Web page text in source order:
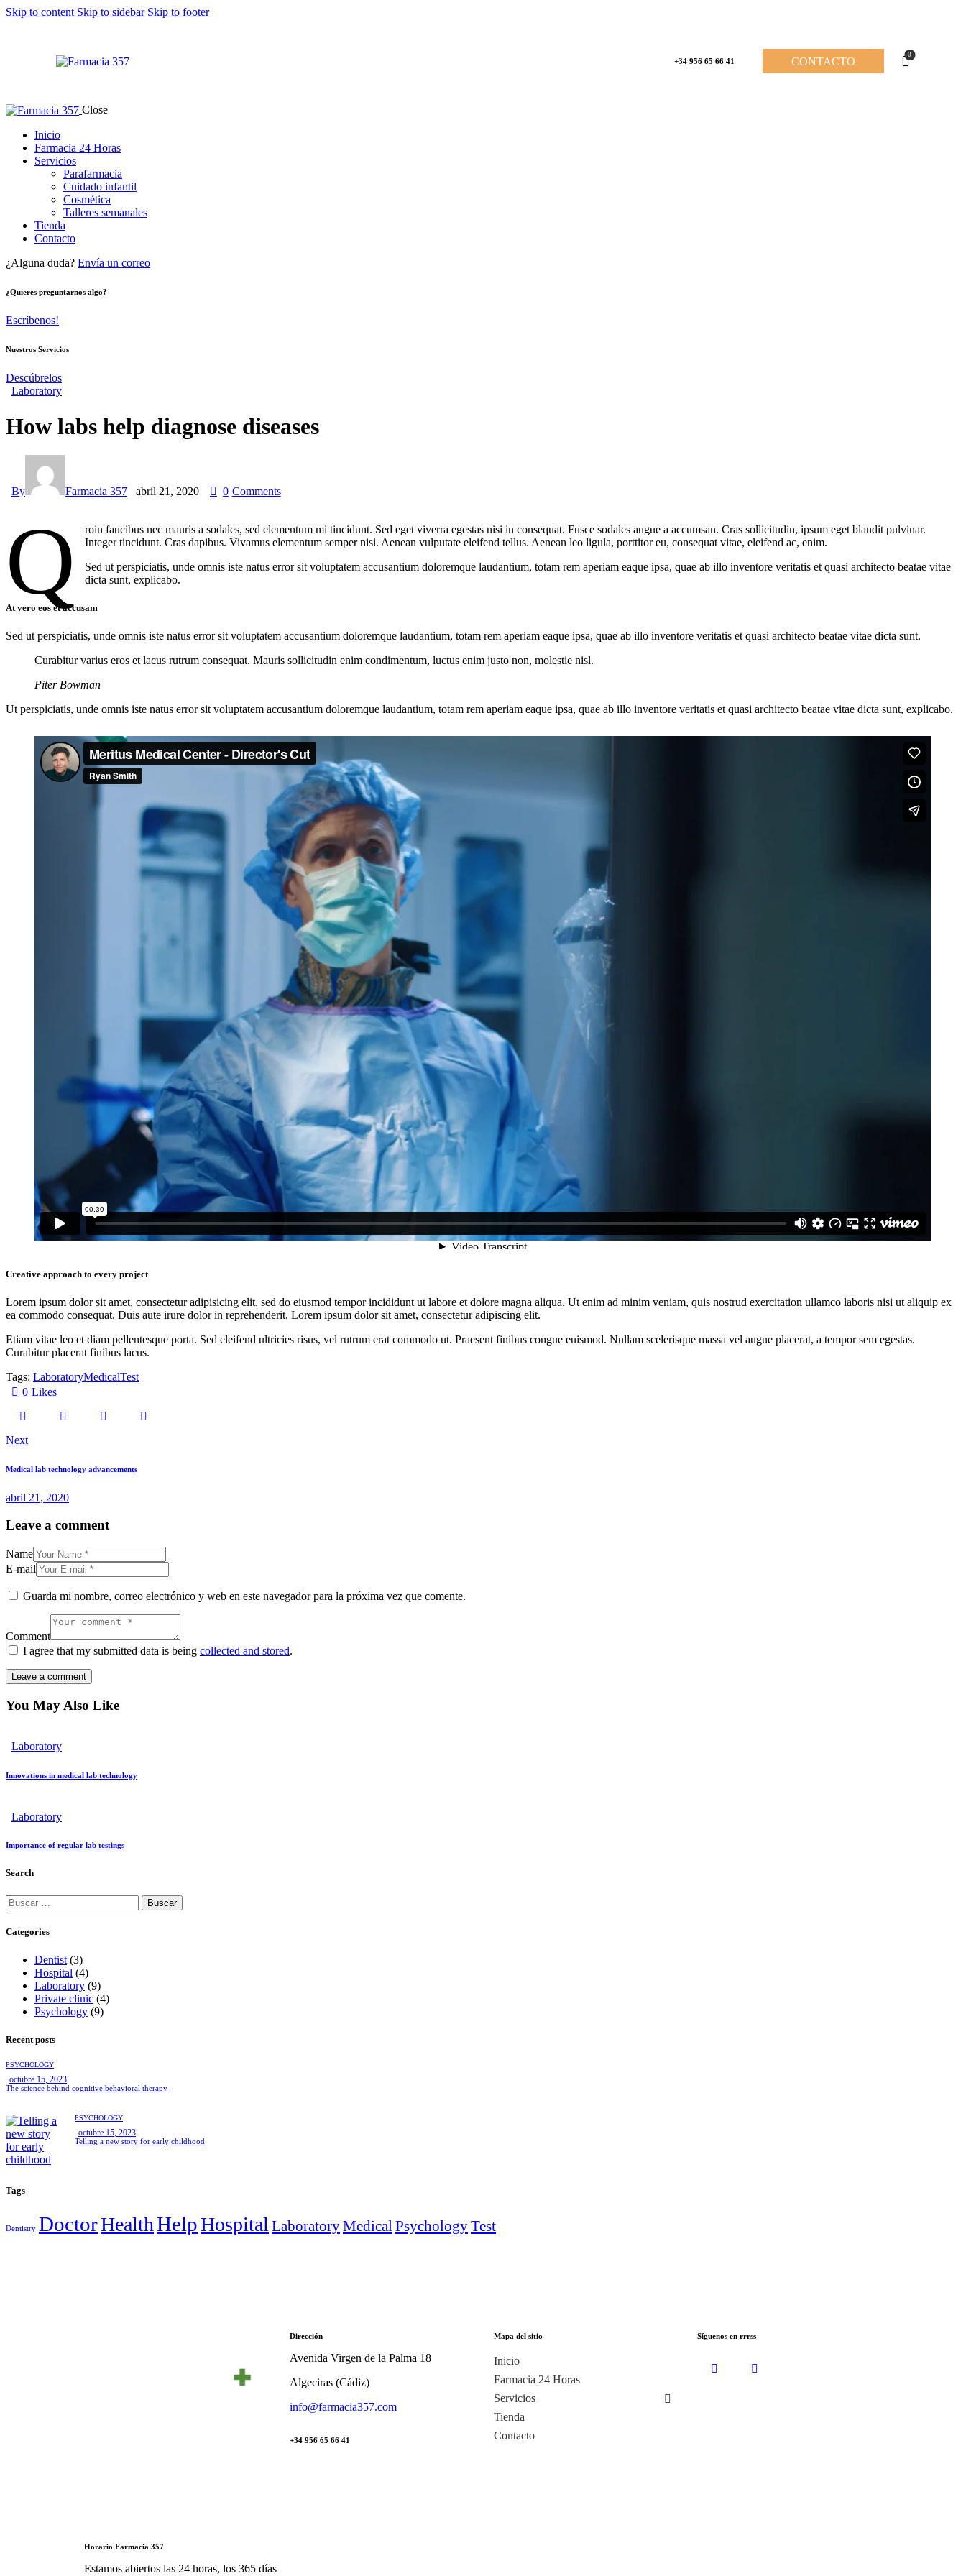
Skip to content Skip to sidebar Skip to footer
+34 956 65 66 41 CONTACTO
0
Close
Inicio
Farmacia 24 Horas
Servicios
Parafarmacia
Cuidado infantil
Cosmética
Talleres semanales
Tienda
Contacto
¿Alguna duda? Envía un correo
¿Quieres preguntarnos algo?
Escríbenos!
Nuestros Servicios
Descúbrelos
Laboratory
How labs help diagnose diseases
By Farmacia 357 abril 21, 2020 0 Comments
Q
roin faucibus nec mauris a sodales, sed elementum mi tincidunt. Sed eget viverra egestas nisi in consequat. Fusce sodales augue a accumsan. Cras sollicitudin, ipsum eget blandit pulvinar.
Integer tincidunt. Cras dapibus. Vivamus elementum semper nisi. Aenean vulputate eleifend tellus. Aenean leo ligula, porttitor eu, consequat vitae, eleifend ac, enim.
Sed ut perspiciatis, unde omnis iste natus error sit voluptatem accusantium doloremque laudantium, totam rem aperiam eaque ipsa, quae ab illo inventore veritatis et quasi architecto beatae vitae
dicta sunt, explicabo.
At vero eos et accusam
Sed ut perspiciatis, unde omnis iste natus error sit voluptatem accusantium doloremque laudantium, totam rem aperiam eaque ipsa, quae ab illo inventore veritatis et quasi architecto beatae vitae dicta sunt.
Curabitur varius eros et lacus rutrum consequat. Mauris sollicitudin enim condimentum, luctus enim justo non, molestie nisl.
Piter Bowman
Ut perspiciatis, unde omnis iste natus error sit voluptatem accusantium doloremque laudantium, totam rem aperiam eaque ipsa, quae ab illo inventore veritatis et quasi architecto beatae vitae dicta sunt, explicabo.
Creative approach to every project
Lorem ipsum dolor sit amet, consectetur adipisicing elit, sed do eiusmod tempor incididunt ut labore et dolore magna aliqua. Ut enim ad minim veniam, quis nostrud exercitation ullamco laboris nisi ut aliquip ex
ea commodo consequat. Duis aute irure dolor in reprehenderit. Lorem ipsum dolor sit amet, consectetur adipiscing elit.
Etiam vitae leo et diam pellentesque porta. Sed eleifend ultricies risus, vel rutrum erat commodo ut. Praesent finibus congue euismod. Nullam scelerisque massa vel augue placerat, a tempor sem egestas.
Curabitur placerat finibus lacus.
Tags: LaboratoryMedicalTest
0 Likes
Next
Medical lab technology advancements
abril 21, 2020
Leave a comment
Name
E-mail
Guarda mi nombre, correo electrónico y web en este navegador para la próxima vez que comente.
Comment
I agree that my submitted data is being collected and stored.
You May Also Like
Laboratory
Innovations in medical lab technology
Laboratory
Importance of regular lab testings
Search
Categories
Dentist (3)
Hospital (4)
Laboratory (9)
Private clinic (4)
Psychology (9)
Recent posts
PSYCHOLOGY
octubre 15, 2023
The science behind cognitive behavioral therapy
PSYCHOLOGY
octubre 15, 2023
Telling a new story for early childhood
Tags
Dentistry DoctorHealthHelpHospitalLaboratoryMedicalPsychologyTest
Horario Farmacia 357
Estamos abiertos las 24 horas, los 365 días
Dirección
Avenida Virgen de la Palma 18
Algeciras (Cádiz)
info@farmacia357.com
+34 956 65 66 41
Mapa del sitio
Inicio
Farmacia 24 Horas
Servicios
Tienda
Contacto
Síguenos en rrrss